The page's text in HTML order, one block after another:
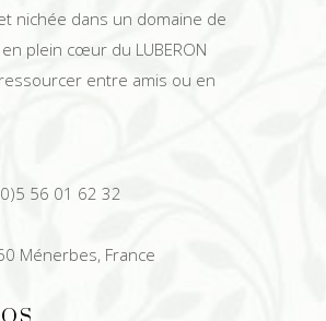
nichée dans un domaine de
en plein cœur du LUBERON
entre amis ou en
56 01 62 32
Ménerbes, France